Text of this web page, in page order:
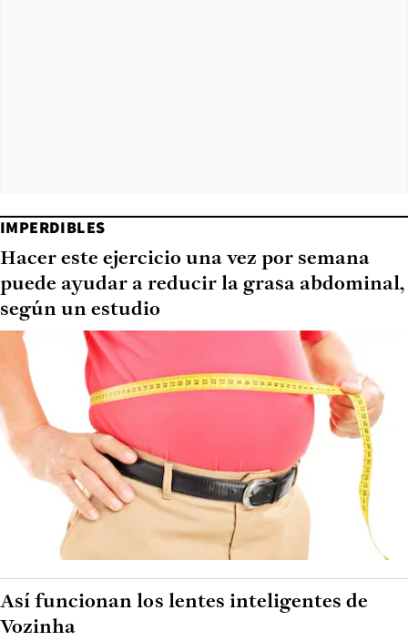
IMPERDIBLES
Hacer este ejercicio una vez por semana
puede ayudar a reducir la grasa abdominal,
según un estudio
Así funcionan los lentes inteligentes de
Vozinha